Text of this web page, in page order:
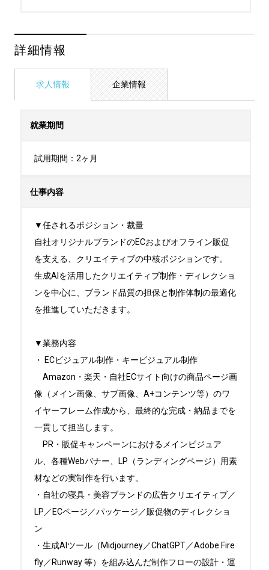
詳細情報
求人情報 企業情報
就業期間
試用期間：2ヶ月
仕事内容
▼任されるポジション・裁量
自社オリジナルブランドのECおよびオフライン販促
を支える、クリエイティブの中核ポジションです。
生成AIを活用したクリエイティブ制作・ディレクショ
ンを中心に、ブランド品質の担保と制作体制の最適化
を推進していただきます。
▼業務内容
・ ECビジュアル制作・キービジュアル制作
Amazon・楽天・自社ECサイト向けの商品ページ画
像（メイン画像、サブ画像、A+コンテンツ等）のワ
イヤーフレーム作成から、最終的な完成・納品までを
一貫して担当します。
PR・販促キャンペーンにおけるメインビジュア
ル、各種Webバナー、LP（ランディングページ）用素
材などの実制作を行います。
・自社の寝具・美容ブランドの広告クリエイティブ／
LP／ECページ／パッケージ／販促物のディレクショ
ン
・生成AIツール（Midjourney／ChatGPT／Adobe Fire
fly／Runway 等）を組み込んだ制作フローの設計・運